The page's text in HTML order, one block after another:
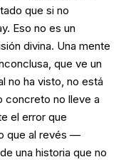
que si no
Eso no es un
divina. Una mente
que ve un
no ha visto, no está
concreto no lleve a
el error que
que al revés —
una historia que no